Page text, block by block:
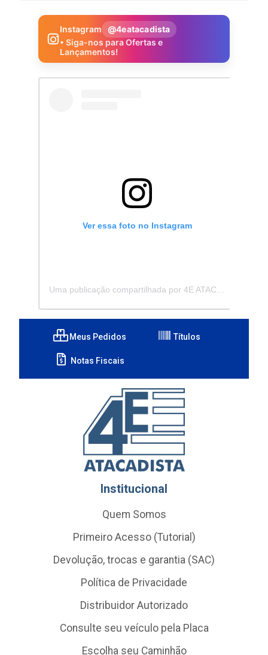
Instagram
@4eatacadista
• Siga-nos para Ofertas e
Lançamentos!
Ver essa foto no Instagram
Meus Pedidos Títulos
Notas Fiscais
Institucional
Quem Somos
Primeiro Acesso (Tutorial)
Devolução, trocas e garantia (SAC)
Política de Privacidade
Distribuidor Autorizado
Consulte seu veículo pela Placa
Escolha seu Caminhão